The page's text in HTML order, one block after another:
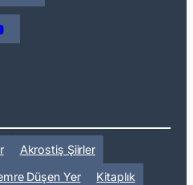
Akrostiş Şiirler
Düşen Yer Kitaplık